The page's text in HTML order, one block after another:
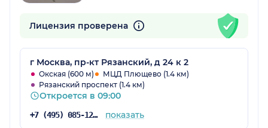
Лицензия проверена
г Москва, пр-кт Рязанский, д 24 к 2
Окская (600 м)
МЦД Плющево (1.4 км)
Рязанский проспект (1.4 км)
Откроется в 09:00
+7 (495) 085-12-69 показать